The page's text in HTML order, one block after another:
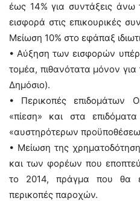
έως 14% για συντάξεις άνω
εισφορά στις επικουρικές
Μείωση 10% στο εφάπαξ
• Αύξηση των εισφορών υπέρ
τομέα, πιθανότατα μόνον
Δημόσιο).
• Περικοπές επιδομάτων
«πίεση» και στα
«αυστηρότερων
• Μείωση της
και των φορέων που
το 2014, πράγμα που θα
περικοπές παροχών.